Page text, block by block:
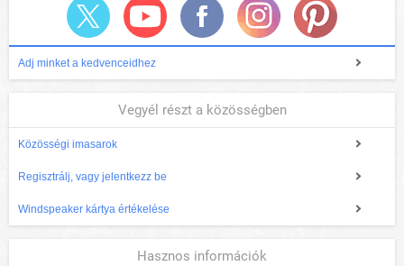
Adj minket a kedvenceidhez
Vegyél részt a közösségben
Közösségi imasarok
Regisztrálj, vagy jelentkezz be
Windspeaker kártya értékelése
Hasznos információk